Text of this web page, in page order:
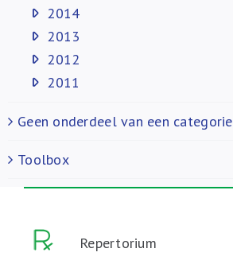
2014
2013
2012
2011
Geen onderdeel van een categorie
Toolbox
Repertorium